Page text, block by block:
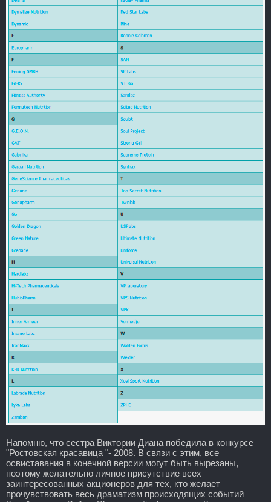
Напомню, что сестра Виктории Диана победила в конкурсе
"Ростовская красавица "- 2008. В связи с этим, все
освиставания в конечной версии могут быть вырезаны,
поэтому желательно личное присутствие всех
заинтересованных акционеров для тех, кто желает
прочувствовать весь драматизм происходящих событий